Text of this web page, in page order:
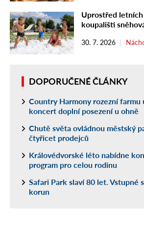
Uprostřed
koupališti
30. 7. 2026
DOPORUČENÉ ČLÁNKY
Country Harmony rozezní farmu
koncert doplní posezení u ohně
Chutě světa ovládnou městský
čtyřicet prodejců
Královédvorské léto nabídne
program pro celou rodinu
Safari Park slaví 80 let. Vstupné
korun